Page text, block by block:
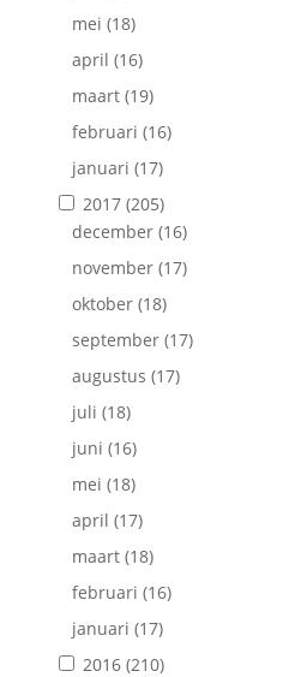
mei (18)
april (16)
maart(19)
februari (16)
januari (17)
2017(205)
december(16)
november(17)
oktober(18)
september(17)
augustus (17)
juli (18)
juni (16)
mei (18)
april (17)
maart(18)
februari (16)
januari (17)
2016(210)